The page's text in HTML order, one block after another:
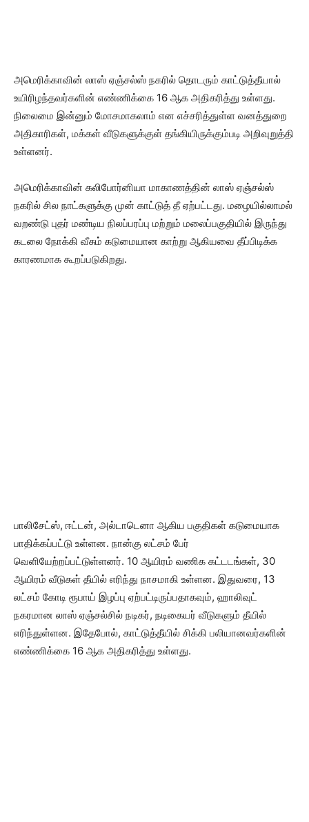
அமெரிக்காவின் லாஸ் ஏஞ்சல்ஸ் நகரில் தொடரும் காட்டுத்தீயால்
உயிரிழந்தவர்களின் எண்ணிக்கை 16 ஆக அதிகரித்து உள்ளது.
நிலைமை இன்னும் மோசமாகலாம் என எச்சரித்துள்ள வனத்துறை
அதிகாரிகள், மக்கள் வீடுகளுக்குள் தங்கியிருக்கும்படி அறிவுறுத்தி
உள்ளனர்.
அமெரிக்காவின் கலிபோர்னியா மாகாணத்தின் லாஸ் ஏஞ்சல்ஸ்
நகரில் சில நாட்களுக்கு முன் காட்டுத் தீ ஏற்பட்டது. மழையில்லாமல்
வறண்டு புதர் மண்டிய நிலப்பரப்பு மற்றும் மலைப்பகுதியில் இருந்து
கடலை நோக்கி வீசும் கடுமையான காற்று ஆகியவை தீப்பிடிக்க
காரணமாக கூறப்படுகிறது.
பாலிசேட்ஸ், ஈட்டன், அல்டாடெனா ஆகிய பகுதிகள் கடுமையாக
பாதிக்கப்பட்டு உள்ளன. நான்கு லட்சம் பேர்
வெளியேற்றப்பட்டுள்ளனர். 10 ஆயிரம் வணிக கட்டடங்கள், 30
ஆயிரம் வீடுகள் தீயில் எரிந்து நாசமாகி உள்ளன. இதுவரை, 13
லட்சம் கோடி ரூபாய் இழப்பு ஏற்பட்டிருப்பதாகவும், ஹாலிவுட்
நகரமான லாஸ் ஏஞ்சல்சில் நடிகர், நடிகையர் வீடுகளும் தீயில்
எரிந்துள்ளன. இதேபோல், காட்டுத்தீயில் சிக்கி பலியானவர்களின்
எண்ணிக்கை 16 ஆக அதிகரித்து உள்ளது.